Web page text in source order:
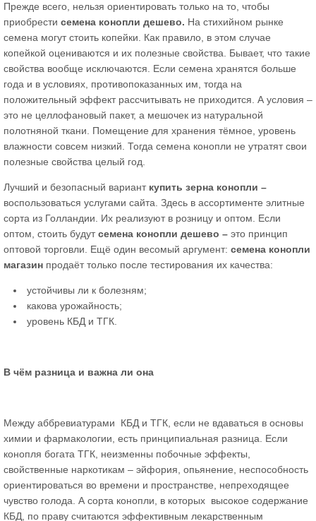
Прежде всего, нельзя ориентировать только на то, чтобы
приобрести семена конопли дешево. На стихийном рынке
семена могут стоить копейки. Как правило, в этом случае
копейкой оцениваются и их полезные свойства. Бывает, что такие
свойства вообще исключаются. Если семена хранятся больше
года и в условиях, противопоказанных им, тогда на
положительный эффект рассчитывать не приходится. А условия –
это не целлофановый пакет, а мешочек из натуральной
полотняной ткани. Помещение для хранения тёмное, уровень
влажности совсем низкий. Тогда семена конопли не утратят свои
полезные свойства целый год.
Лучший и безопасный вариант купить зерна конопли –
воспользоваться услугами сайта. Здесь в ассортименте элитные
сорта из Голландии. Их реализуют в розницу и оптом. Если
оптом, стоить будутсемена конопли дешево – это принцип
оптовой торговли. Ещё один весомый аргумент: семена конопли
магазин продаёт только после тестирования их качества:
устойчивы ли к болезням;
какова урожайность;
уровень КБД и ТГК.
В чём разница и важна ли она
Между аббревиатурами КБД и ТГК, если не вдаваться в основы
химии и фармакологии, есть принципиальная разница. Если
конопля богата ТГК, неизменны побочные эффекты,
свойственные наркотикам – эйфория, опьянение, неспособность
ориентироваться во времени и пространстве, непреходящее
чувство голода. А сорта конопли, в которых высокое содержание
КБД, по праву считаются эффективным лекарственным